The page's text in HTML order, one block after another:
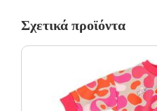
Σχετικά προϊόντα